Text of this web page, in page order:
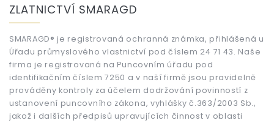
ý
i
s
u
ZLATNICTVÍ SMARAGD
SMARAGD® je registrovaná ochranná známka, přihlášená u
Úřadu průmyslového vlastnictví pod číslem 24 71 43. Naše
firma je registrovaná na Puncovním úřadu pod
identifikačním číslem 7250 a v naší firmě jsou pravidelně
prováděny kontroly za účelem dodržování povinností z
ustanovení puncovního zákona, vyhlášky č.363/2003 Sb.,
jakož i dalších předpisů upravujících činnost v oblasti